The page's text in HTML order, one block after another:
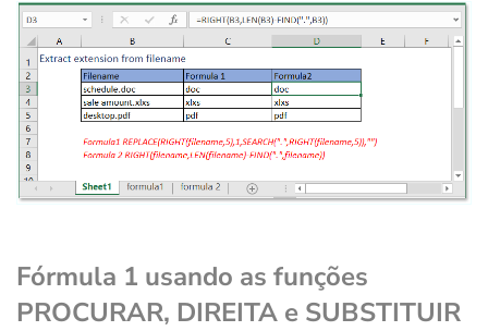
Fórmula 1 usando as funções
PROCURAR, DIREITA e SUBSTITUIR